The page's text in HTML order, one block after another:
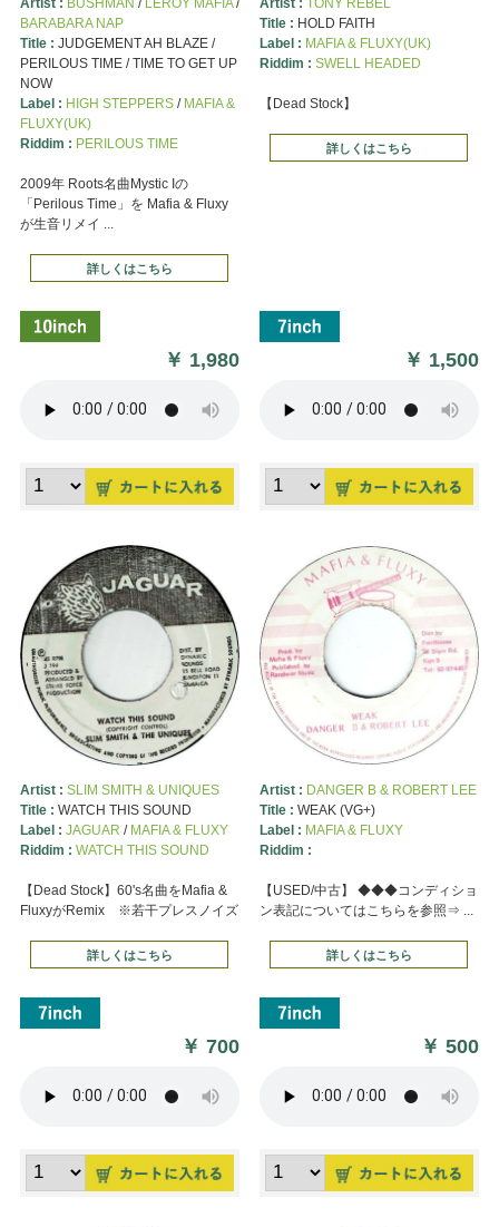
Artist : BUSHMAN / LEROY MAFIA/
BARABARA NAP
Title : JUDGEMENT AH BLAZE /
PERILOUS TIME / TIME TO GET UP
NOW
Label : HIGH STEPPERS/ MAFIA &
FLUXY(UK)
Riddim : PERILOUS TIME
2009年 Roots名曲Mystic Iの
「Perilous Time」を Mafia & Fluxy
が生音リメイ ...
詳しくはこちら
￥ 1,980
Artist : TONY REBEL
Title : HOLD FAITH
Label : MAFIA & FLUXY(UK)
Riddim : SWELL HEADED
【Dead Stock】
詳しくはこちら
￥ 1,500
Artist : SLIM SMITH & UNIQUES
Title : WATCH THIS SOUND
Label : JAGUAR / MAFIA & FLUXY
Riddim : WATCH THIS SOUND
【Dead Stock】60's名曲をMafia &
FluxyがRemix ※若干プレスノイズ
詳しくはこちら
￥700
Artist : DANGER B & ROBERT LEE
Title : WEAK (VG+)
Label : MAFIA & FLUXY
Riddim :
【USED/中古】 ◆◆◆コンディショ
ン表記についてはこちらを参照⇒ ...
詳しくはこちら
￥500